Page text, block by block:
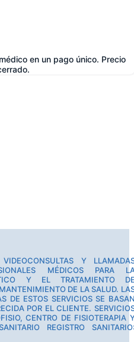
en un pago único. Precio
Y
MÉDICOS PARA
Y EL TRATAMIENTO
DE LA SALUD.
DE ESTOS SERVICIOS SE
POR EL CLIENTE.
CENTRO DE FISIOTERAPIA
REGISTRO